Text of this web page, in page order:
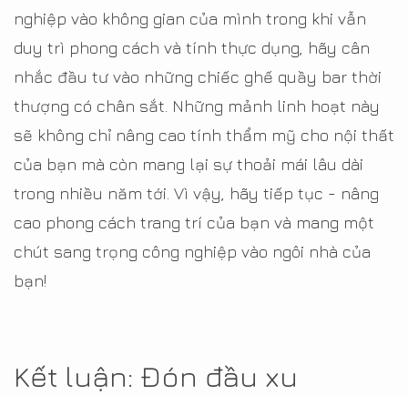
nghiệp vào không gian của mình trong khi vẫn
duy trì phong cách và tính thực dụng, hãy cân
nhắc đầu tư vào những chiếc ghế quầy bar thời
thượng có chân sắt. Những mảnh linh hoạt này
sẽ không chỉ nâng cao tính thẩm mỹ cho nội thất
của bạn mà còn mang lại sự thoải mái lâu dài
trong nhiều năm tới. Vì vậy, hãy tiếp tục - nâng
cao phong cách trang trí của bạn và mang một
chút sang trọng công nghiệp vào ngôi nhà của
bạn!
Kết luận: Đón đầu xu